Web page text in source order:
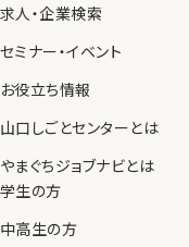
当センターが管理
て苦情や問い合わ
等の法令にしたがっ
求人・企業検索
セミナー・イベント
お役立ち情報
山口しごとセンターとは
やまぐちジョブナビとは
学生の方
中高生の方